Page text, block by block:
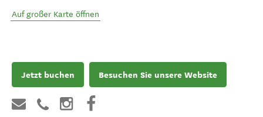
Auf großer Karte öffnen
Jetzt buchen Besuchen Sie unsere Website